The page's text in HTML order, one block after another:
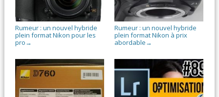
Rumeur : un nouvel hybride
plein format Nikon pour les
pro →
Rumeur : un nouvel hybride
plein format Nikon à prix
abordable →